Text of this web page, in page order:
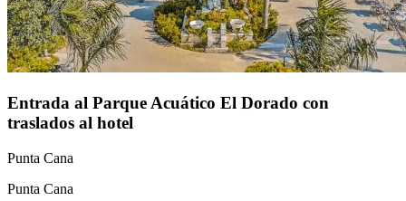
Entrada al Parque Acuático El Dorado con
traslados al hotel
Punta Cana
Punta Cana